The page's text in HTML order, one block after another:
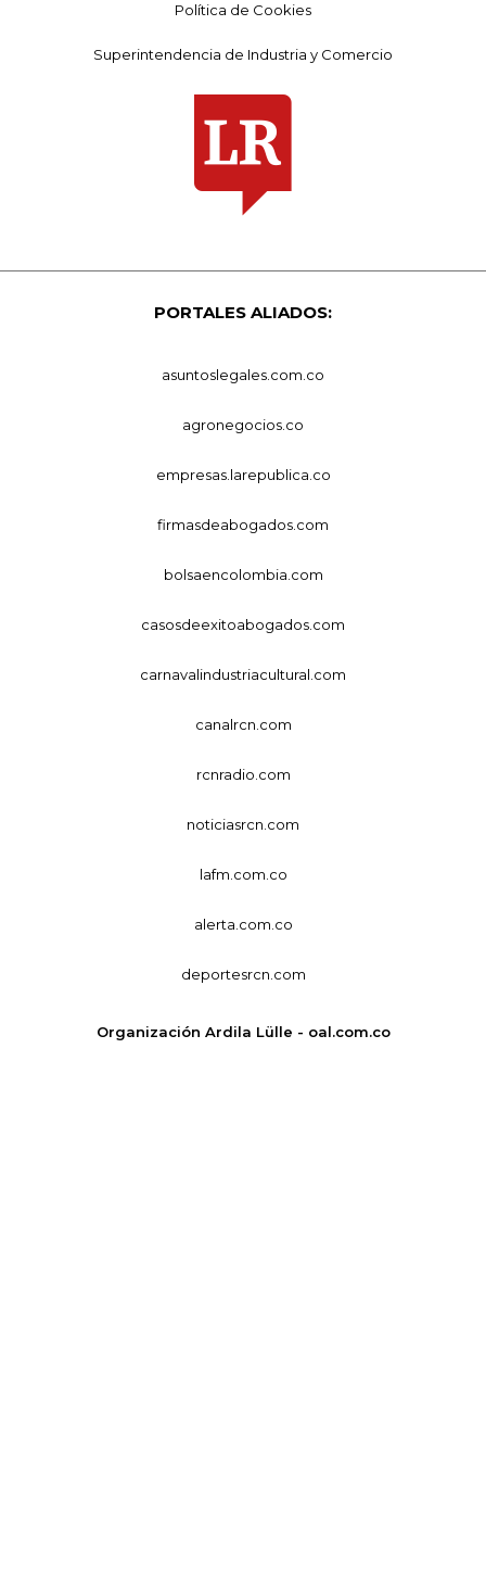
Política de Cookies
Superintendencia de Industria y Comercio
PORTALES ALIADOS:
asuntoslegales.com.co
agronegocios.co
empresas.larepublica.co
firmasdeabogados.com
bolsaencolombia.com
casosdeexitoabogados.com
carnavalindustriacultural.com
canalrcn.com
rcnradio.com
noticiasrcn.com
lafm.com.co
alerta.com.co
deportesrcn.com
Organización Ardila Lülle - oal.com.co